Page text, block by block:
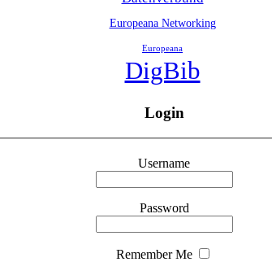
Europeana Networking
Europeana
DigBib
Login
Username
Password
Remember Me